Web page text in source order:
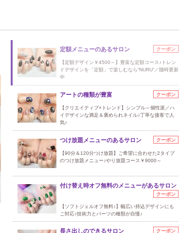
定額メニューのあるサロン クーポン
【定額デザイン￥4500～】豊富な定額コース♪トレン
ドデザインを「定額」で楽しむなら“NURU”／随時更新
中
アートの種類が豊富 クーポン
【クリエイティブ×トレンド】シンプル～個性派／ハ
イデザインな満足＆褒められネイル♪丁寧な接客で人
気♪
つけ放題メニューのあるサロン クーポン
【90分＆120分つけ放題】ご希望に合わせた2タイプ
のつけ放題メニュー♪やり放題コース￥9000～
付け替え時オフ無料のメニューがあるサロン
クーポン
【ソフトジェルオフ無料♪】幅広い持込デザインにも
ご対応♪技術力とパーツの種類が自慢♪
長さ出しのできるサロン クーポン